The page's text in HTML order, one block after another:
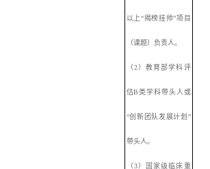
以上“揭榜挂帅”项目
（课题）负责人。
（2）教育部学科评
估B类学科带头人或
“创新团队发展计划”
带头人。
（3）国家级临床重